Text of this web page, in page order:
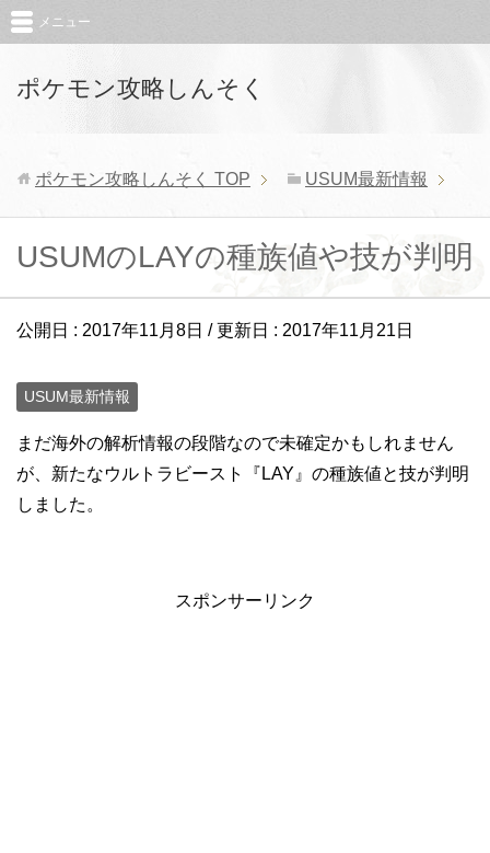
ポケモン攻略しんそく
メニュー
ポケモン攻略しんそく TOP USUM最新情報
USUMのLAYの種族値や技が判明
公開日 : 2017年11月8日 / 更新日 : 2017年11月21日
USUM最新情報
まだ海外の解析情報の段階なので未確定かもしれません
が、新たなウルトラビースト『LAY』の種族値と技が判明
しました。
スポンサーリンク